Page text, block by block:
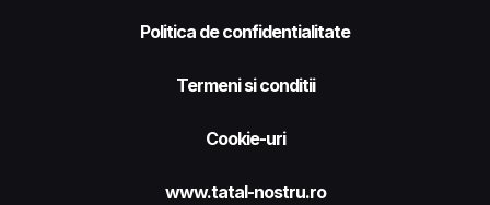
Politica de confidentialitate
Termeni si conditii
Cookie-uri
www.tatal-nostru.ro